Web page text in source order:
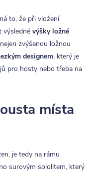
to, že při vložení
výsledné výšky ložné
zvýšenou ložnou
designem, který je
pro hosty nebo třeba na
místa
je tedy na rámu
surovým sololitem, který